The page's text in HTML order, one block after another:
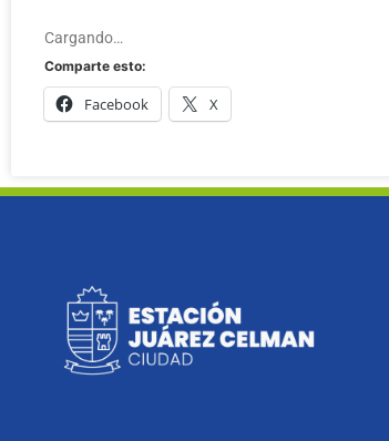
Cargando…
Comparte esto:
Facebook X